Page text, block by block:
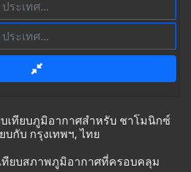
เทียบภูมิอากาศสำหรับ ชาโมนิกซ์
บกับ กรุงเทพฯ, ไทย
ทียบสภาพภูมิอากาศที่ครอบคลุม